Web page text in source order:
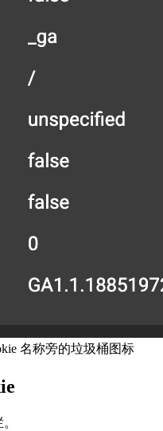
名称旁的垃圾桶图标